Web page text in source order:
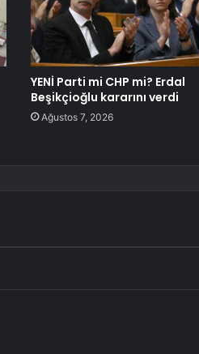
YENİ Parti mi CHP mi? Erdal
Beşikçioğlu kararını verdi
Ağustos 7, 2026